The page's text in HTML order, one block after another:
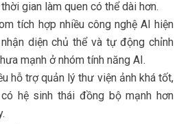
gian làm quen có thể dài hơn.
tích hợp nhiều công nghệ AI hiện
diện chủ thể và tự động chỉnh
mạnh ở nhóm tính năng AI.
hỗ trợ quản lý thư viện ảnh khá tốt,
hệ sinh thái đồng bộ mạnh hơn